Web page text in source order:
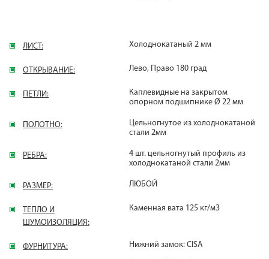
ЛИСТ: Холоднокатаный 2 мм
ОТКРЫВАНИЕ: Лево, Право 180 град
ПЕТЛИ:
Каплевидные на закрытом
опорном подшипнике Ø 22 мм
ПОЛОТНО:
Цельногнутое из холоднокатаной
стали 2мм
РЕБРА:
4 шт. цельногнутый профиль из
холоднокатаной стали 2мм
РАЗМЕР: ЛЮБОЙ
ТЕПЛО И
ШУМОИЗОЛЯЦИЯ:
Каменная вата 125 кг/м3
ФУРНИТУРА: Нижний замок: CISA